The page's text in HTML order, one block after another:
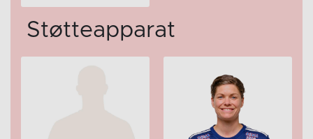
Støtteapparat